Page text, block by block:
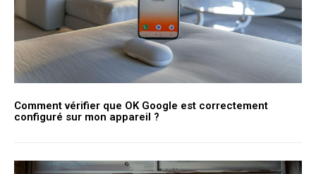
Comment vérifier que OK Google est correctement
configuré sur mon appareil ?